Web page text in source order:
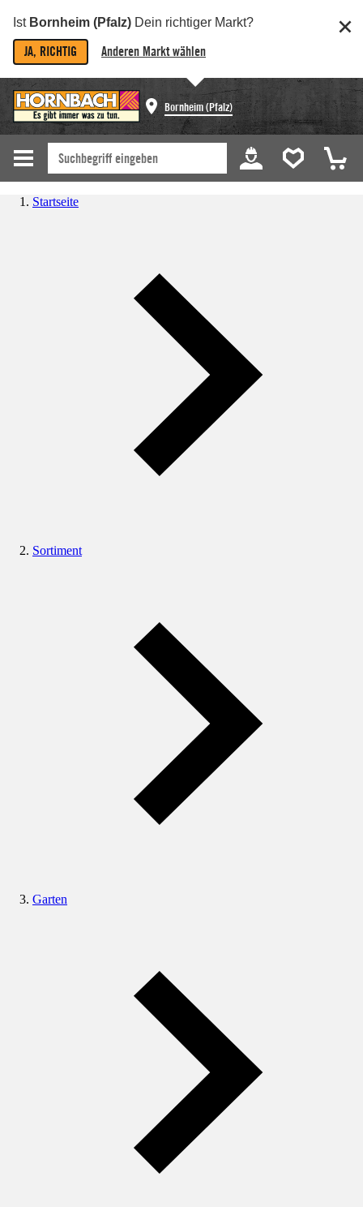
Ist Bornheim (Pfalz) Dein richtiger Markt?
JA, RICHTIG Anderen Markt wählen
Bornheim (Pfalz)
Startseite
Sortiment
Garten